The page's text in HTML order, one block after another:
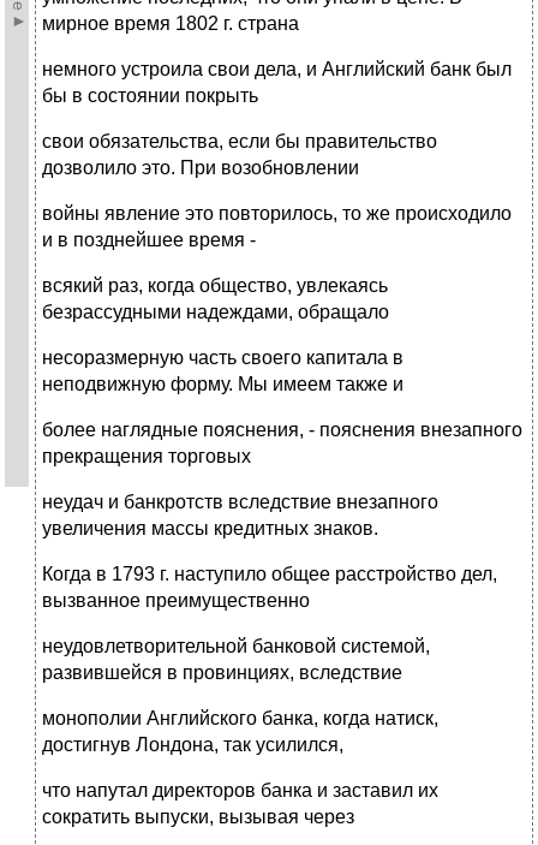
мирное время 1802 г. страна
немного устроила свои дела, и Английский банк был
бы в состоянии покрыть
свои обязательства, если бы правительство
дозволило это. При возобновлении
войны явление это повторилось, то же происходило
и в позднейшее время -
всякий раз, когда общество, увлекаясь
безрассудными надеждами, обращало
несоразмерную часть своего капитала в
неподвижную форму. Мы имеем также и
более наглядные пояснения, - пояснения внезапного
прекращения торговых
неудач и банкротств вследствие внезапного
увеличения массы кредитных знаков.
Когда в 1793 г. наступило общее расстройство дел,
вызванное преимущественно
неудовлетворительной банковой системой,
развившейся в провинциях, вследствие
монополии Английского банка, когда натиск,
достигнув Лондона, так усилился,
что напутал директоров банка и заставил их
сократить выпуски, вызывая через